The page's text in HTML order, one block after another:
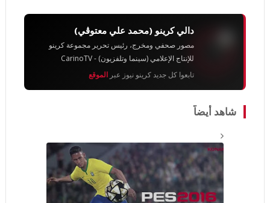
دالي كرينو (محمد علي معتوڨي)
مصور صحفي ومخرج، رئيس تحرير مجموعة كرينو
للإنتاج الإعلامي (سينما وتلفزيون) - CarinoTV
تابعوا كل جديد كرينو نيوز عبر الموقع
شاهد أيضاً